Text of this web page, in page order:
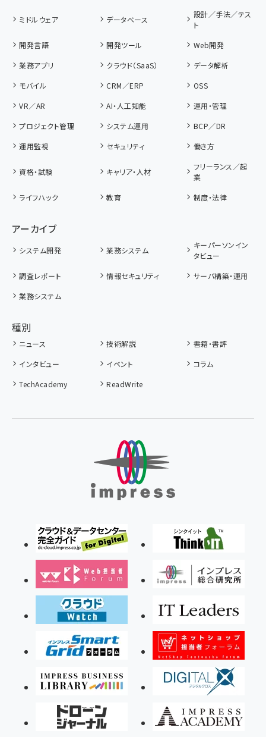
ミドルウェア データベース
設計／手法／テス
ト
開発言語
開発ツール
Web開発
業務アプリ
クラウド（SaaS）
データ解析
モバイル
CRM／ERP
OSS
VR／AR
AI・人工知能
運用・管理
プロジェクト管理
システム運用
BCP／DR
運用監視
セキュリティ 働き方
資格・試験 キャリア・人材
フリーランス／起
業
ライフハック
教育 制度・法律
アーカイブ
システム開発 業務システム
キーパーソンイン
タビュー
調査レポート
情報セキュリティ
サーバ構築・運用
業務システム
種別
ニュース 技術解説
書籍・書評
インタビュー
イベント
コラム
TechAcademy
ReadWrite